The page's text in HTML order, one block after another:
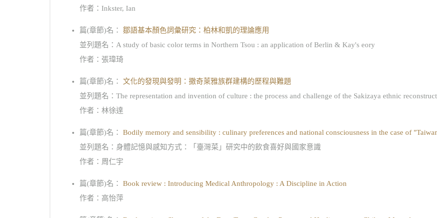
作者：Inkster, Ian
篇(章節)名：
鄒語基本顏色詞彙研究：柏林和凱的理論應用
並列題名：A study of basic color terms in Northern Tsou : an application of Berlin & Kay's eory
作者：張瑋琦
篇(章節)名：
文化的發現與發明：撒奇萊雅族群建構的歷程與難題
並列題名：The representation and invention of culture : the process and challenge of the Sakizaya ethnic
作者：林徐達
篇(章節)名：
Bodily memory and sensibility : culinary preferences and national consciousness in the case of
並列題名：身體記憶與感知方式：「臺灣菜」研究中的飲食喜好與國家意識
作者：周仁宇
篇(章節)名：
Book review : Introducing Medical Anthropology : A Discipline in Action
作者：高怡萍